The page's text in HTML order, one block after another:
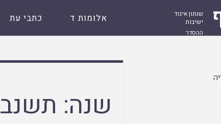
שנתון איגוד
ישיבות
ההסדר
אלומות ד כתבי עת
שנה: תשנב